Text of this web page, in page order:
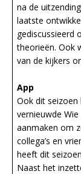
na de
laatste
gediscussieerd
theorieën. Ook
van de kijkers
App
Ook dit
vernieuwde
aanmaken om
collega’s en
heeft dit
Naast het